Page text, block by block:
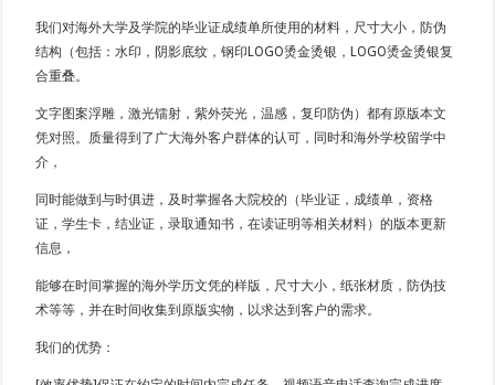
我们对海外大学及学院的毕业证成绩单所使用的材料，尺寸大小，防伪
结构（包括：水印，阴影底纹，钢印LOGO烫金烫银，LOGO烫金烫银复
合重叠。
文字图案浮雕，激光镭射，紫外荧光，温感，复印防伪）都有原版本文
凭对照。质量得到了广大海外客户群体的认可，同时和海外学校留学中
介，
同时能做到与时俱进，及时掌握各大院校的（毕业证，成绩单，资格
证，学生卡，结业证，录取通知书，在读证明等相关材料）的版本更新
信息，
能够在时间掌握的海外学历文凭的样版，尺寸大小，纸张材质，防伪技
术等等，并在时间收集到原版实物，以求达到客户的需求。
我们的优势：